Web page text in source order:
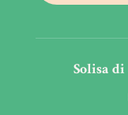
Solisa